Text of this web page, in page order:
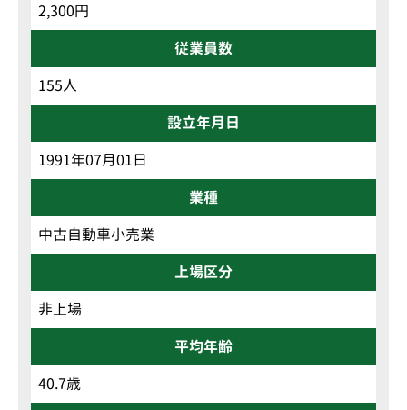
2,300円
従業員数
155人
設立年月日
1991年07月01日
業種
中古自動車小売業
上場区分
非上場
平均年齢
40.7歳